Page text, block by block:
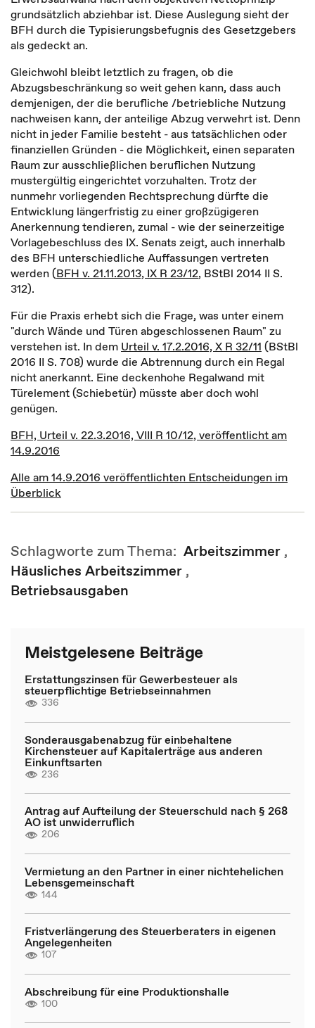
grundsätzlich abziehbar ist. Diese Auslegung sieht der
BFH durch die Typisierungsbefugnis des Gesetzgebers
als gedeckt an.
Gleichwohl bleibt letztlich zu fragen, ob die
Abzugsbeschränkung so weit gehen kann, dass auch
demjenigen, der die berufliche /betriebliche Nutzung
nachweisen kann, der anteilige Abzug verwehrt ist. Denn
nicht in jeder Familie besteht - aus tatsächlichen oder
finanziellen Gründen - die Möglichkeit, einen separaten
Raum zur ausschließlichen beruflichen Nutzung
mustergültig eingerichtet vorzuhalten. Trotz der
nunmehr vorliegenden Rechtsprechung dürfte die
Entwicklung längerfristig zu einer großzügigeren
Anerkennung tendieren, zumal - wie der seinerzeitige
Vorlagebeschluss des IX. Senats zeigt, auch innerhalb
des BFH unterschiedliche Auffassungen vertreten
werden (BFH v. 21.11.2013, IX R 23/12, BStBl 2014 II S.
312).
Für die Praxis erhebt sich die Frage, was unter einem
"durch Wände und Türen abgeschlossenen Raum" zu
verstehen ist. In dem Urteil v. 17.2.2016, X R 32/11 (BStBl
2016 II S. 708) wurde die Abtrennung durch ein Regal
nicht anerkannt. Eine deckenhohe Regalwand mit
Türelement (Schiebetür) müsste aber doch wohl
genügen.
BFH, Urteil v. 22.3.2016, VIII R 10/12, veröffentlicht am
14.9.2016
Alle am 14.9.2016 veröffentlichten Entscheidungen im
Überblick
Schlagworte zum Thema: Arbeitszimmer ,
Häusliches Arbeitszimmer ,
Betriebsausgaben
Meistgelesene Beiträge
Erstattungszinsen für Gewerbesteuer als
steuerpflichtige Betriebseinnahmen
336
Sonderausgabenabzug für einbehaltene
Kirchensteuer auf Kapitalerträge aus anderen
Einkunftsarten
236
Antrag auf Aufteilung der Steuerschuld nach § 268
AO ist unwiderruflich
206
Vermietung an den Partner in einer nichtehelichen
Lebensgemeinschaft
144
Fristverlängerung des Steuerberaters in eigenen
Angelegenheiten
107
Abschreibung für eine Produktionshalle
100